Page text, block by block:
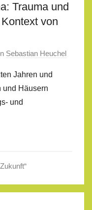
Trauma und
von
Sebastian Heuchel
Jahren und
und Häusern
und